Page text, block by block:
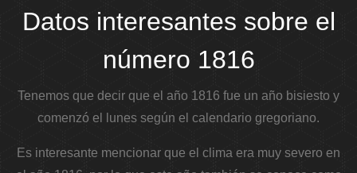
Datos interesantes sobre el
número 1816
Tenemos que decir que el año 1816 fue un año bisiesto y
comenzó el lunes según el calendario gregoriano.
Es interesante mencionar que el clima era muy severo en